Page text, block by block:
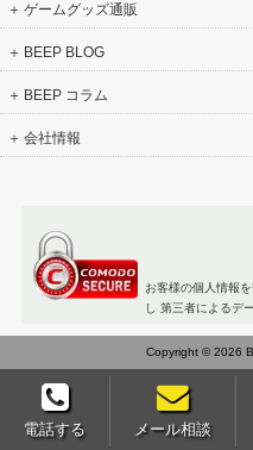
電話する メール相談
ゲームグッズ通販
BEEP BLOG
BEEP コラム
会社情報
お客様の個人情報
し 第三者によるデ
Copyright © 2026